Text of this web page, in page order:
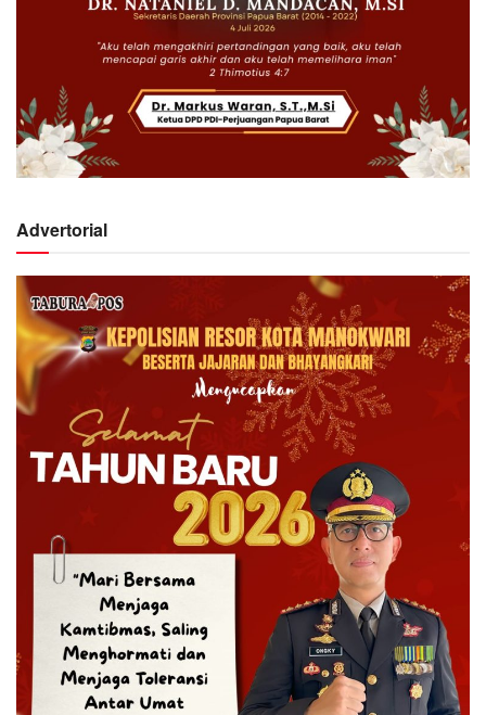
Advertorial